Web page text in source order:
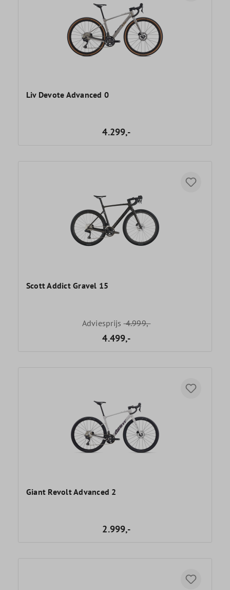
Liv Devote Advanced 0
4.299,-
Scott Addict Gravel 15
Adviesprijs4.999,-
4.499,-
Giant Revolt Advanced 2
2.999,-